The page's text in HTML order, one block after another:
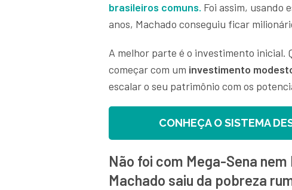
brasileiros comuns. Foi assim, usando
anos, Machado conseguiu ficar
A melhor parte é o investimento inicial.
começar com um investimento
escalar o seu patrimônio com os
CONHEÇA O SISTEMA
Não foi com Mega-Sena
Machado saiu da pobreza